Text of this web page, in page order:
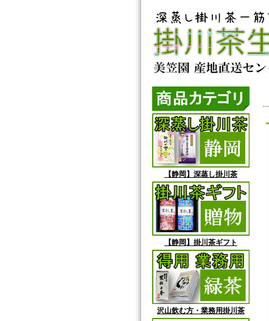
【静岡】深蒸し掛川茶
【静岡】掛川茶ギフト
沢山飲む方・業務用掛川茶